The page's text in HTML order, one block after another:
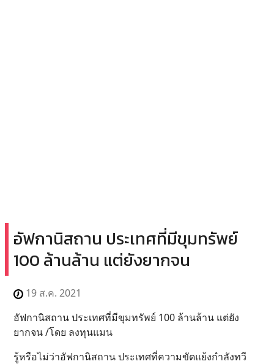
อัฟกานิสถาน ประเทศที่มีขุมทรัพย์
100 ล้านล้าน แต่ยังยากจน
19 ส.ค. 2021
อัฟกานิสถาน ประเทศที่มีขุมทรัพย์ 100 ล้านล้าน แต่ยัง
ยากจน /โดย ลงทุนแมน
รู้หรือไม่ว่าอัฟกานิสถาน ประเทศที่ความขัดแย้งกำลังทวี